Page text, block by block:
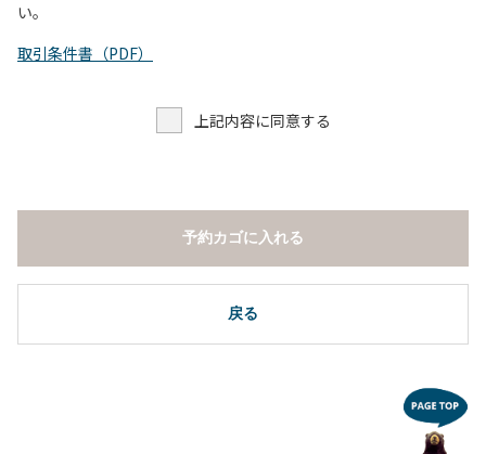
い。
取引条件書（PDF）
上記内容に同意する
戻る
予約カゴに入れる